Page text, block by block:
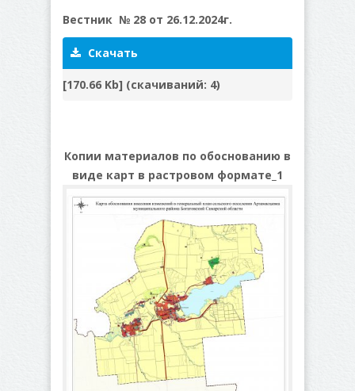
Вестник № 28 от 26.12.2024г.
Скачать
[170.66 Kb] (cкачиваний: 4)
Копии материалов по обоснованию в
виде карт в растровом формате_1